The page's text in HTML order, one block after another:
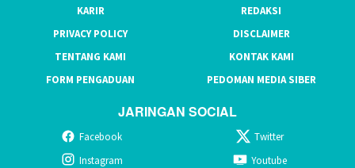
KARIR
REDAKSI
PRIVACY POLICY
DISCLAIMER
TENTANG KAMI
KONTAK KAMI
FORM PENGADUAN
PEDOMAN MEDIA SIBER
JARINGAN SOCIAL
Facebook
Twitter
Instagram
Youtube